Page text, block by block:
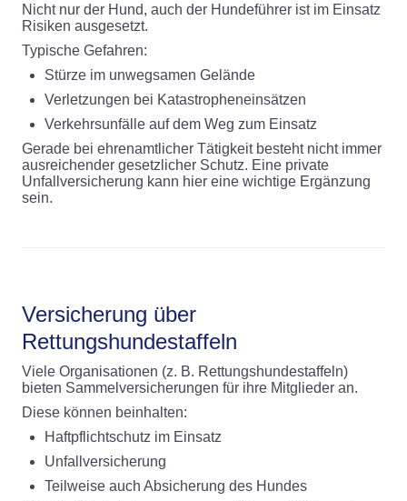
Nicht nur der Hund, auch der Hundeführer ist im Einsatz
Risiken ausgesetzt.
Typische Gefahren:
Stürze im unwegsamen Gelände
Verletzungen bei Katastropheneinsätzen
Verkehrsunfälle auf dem Weg zum Einsatz
Gerade bei ehrenamtlicher Tätigkeit besteht nicht immer
ausreichender gesetzlicher Schutz. Eine private
Unfallversicherung kann hier eine wichtige Ergänzung
sein.
Versicherung über
Rettungshundestaffeln
Viele Organisationen (z. B. Rettungshundestaffeln)
bieten Sammelversicherungen für ihre Mitglieder an.
Diese können beinhalten:
Haftpflichtschutz im Einsatz
Unfallversicherung
Teilweise auch Absicherung des Hundes